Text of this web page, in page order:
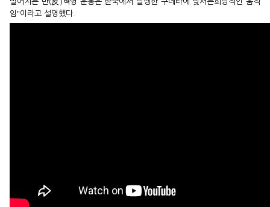
임"이라고 설명했다.